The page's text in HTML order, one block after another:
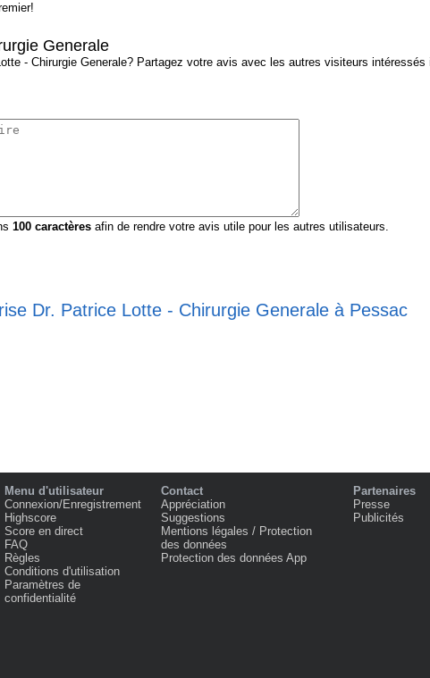
Generale
- Chirurgie Generale? Partagez votre avis avec les autres visiteurs intéressés
100caractèresafin de rendre votre avis utile pour les autres utilisateurs.
Dr. Patrice Lotte - Chirurgie Generale à Pessac
Menu d'utilisateur
Connexion/Enregistrement
Highscore
Score en direct
FAQ
Règles
Conditions d'utilisation
Paramètres de
confidentialité
Contact
Appréciation
Suggestions
Mentions légales / Protection
des données
Protection des données App
Partenaires
Presse
Publicités